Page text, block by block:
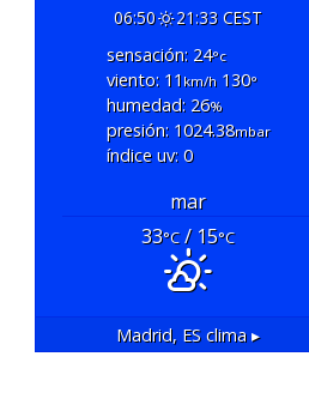
06:50
21:33 CEST
sensación: 24°c
viento: 11 km/h130°
humedad: 26%
presión: 1024.38mbar
índice uv: 0
mar
33°C/ 15°C
Madrid, ES clima ▸